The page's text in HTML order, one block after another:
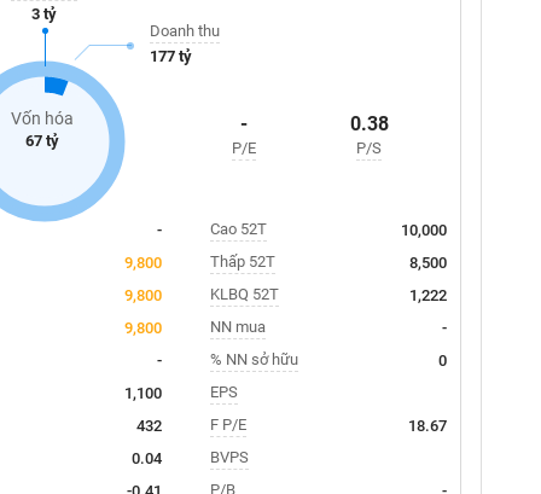
Vốn hóa
67 tỷ
3 tỷ
Doanh thu
177 tỷ
-
P/E
0.38
P/S
-
9,800
9,800
9,800
-
1,100
432
0.04
-0.41
Cao 52T
10,000
Thấp 52T
8,500
KLBQ 52T
1,222
NN mua
-
% NN sở hữu
0
EPS
F P/E
18.67
BVPS
P/B
-